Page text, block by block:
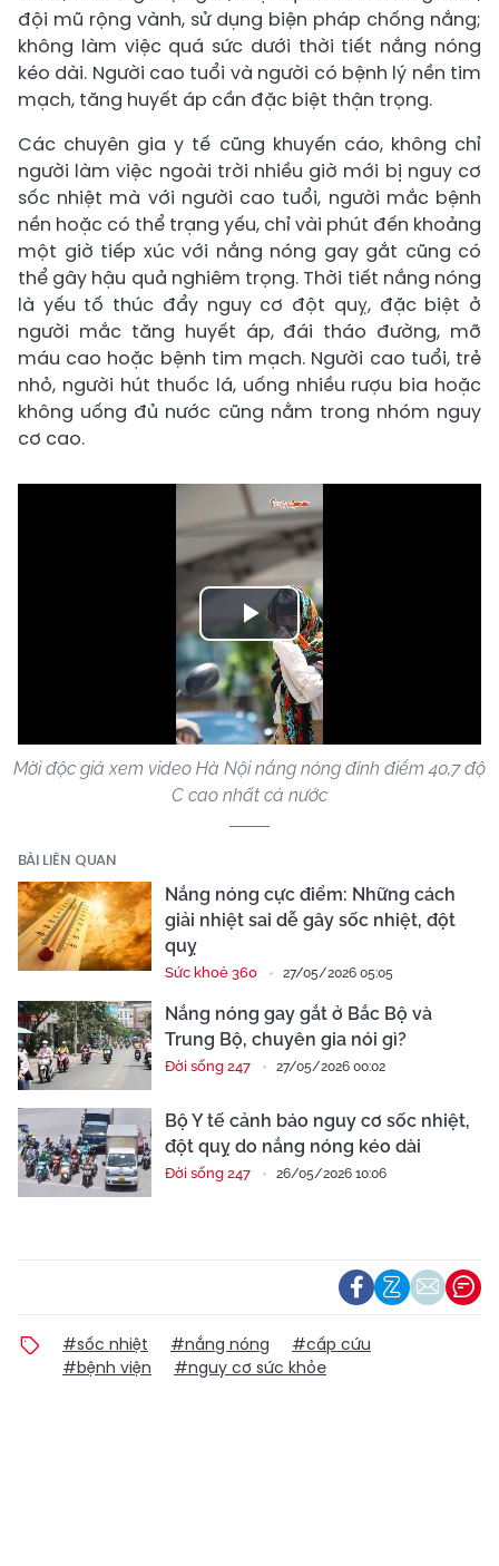
đội mũ rộng vành, sử dụng biện pháp chống nắng;
không làm việc quá sức dưới thời tiết nắng nóng
kéo dài. Người cao tuổi và người có bệnh lý nền tim
mạch, tăng huyết áp cần đặc biệt thận trọng.
Các chuyên gia y tế cũng khuyến cáo, không chỉ
người làm việc ngoài trời nhiều giờ mới bị nguy cơ
sốc nhiệt mà với người cao tuổi, người mắc bệnh
nền hoặc có thể trạng yếu, chỉ vài phút đến khoảng
một giờ tiếp xúc với nắng nóng gay gắt cũng có
thể gây hậu quả nghiêm trọng. Thời tiết nắng nóng
là yếu tố thúc đẩy nguy cơ đột quỵ, đặc biệt ở
người mắc tăng huyết áp, đái tháo đường, mỡ
máu cao hoặc bệnh tim mạch. Người cao tuổi, trẻ
nhỏ, người hút thuốc lá, uống nhiều rượu bia hoặc
không uống đủ nước cũng nằm trong nhóm nguy
cơ cao.
Play
Video
Mời độc giả xem video Hà Nội nắng nóng đỉnh điểm 40,7 độ
C cao nhất cả nước
BÀI LIÊN QUAN
Nắng nóng cực điểm: Những cách
giải nhiệt sai dễ gây sốc nhiệt, đột
quỵ
Sức khoẻ 360 27/05/2026 05:05
Nắng nóng gay gắt ở Bắc Bộ và
Trung Bộ, chuyên gia nói gì?
Đời sống 247 27/05/2026 00:02
Bộ Y tế cảnh báo nguy cơ sốc nhiệt,
đột quỵ do nắng nóng kéo dài
Đời sống 247 26/05/2026 10:06
#sốc nhiệt #nắng nóng
#cấp cứu
#bệnh viện
#nguy cơ sức khỏe